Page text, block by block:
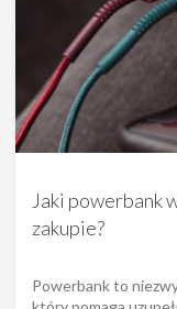
Jaki powerbank
zakupie?
Powerbank to